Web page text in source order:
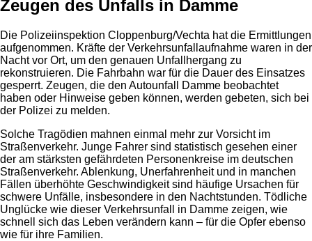
Zeugen des Unfalls in Damme
Die Polizeiinspektion Cloppenburg/Vechta hat die Ermittlungen
aufgenommen. Kräfte der Verkehrsunfallaufnahme waren in der
Nacht vor Ort, um den genauen Unfallhergang zu
rekonstruieren. Die Fahrbahn war für die Dauer des Einsatzes
gesperrt. Zeugen, die den Autounfall Damme beobachtet
haben oder Hinweise geben können, werden gebeten, sich bei
der Polizei zu melden.
Solche Tragödien mahnen einmal mehr zur Vorsicht im
Straßenverkehr. Junge Fahrer sind statistisch gesehen einer
der am stärksten gefährdeten Personenkreise im deutschen
Straßenverkehr. Ablenkung, Unerfahrenheit und in manchen
Fällen überhöhte Geschwindigkeit sind häufige Ursachen für
schwere Unfälle, insbesondere in den Nachtstunden. Tödliche
Unglücke wie dieser Verkehrsunfall in Damme zeigen, wie
schnell sich das Leben verändern kann – für die Opfer ebenso
wie für ihre Familien.